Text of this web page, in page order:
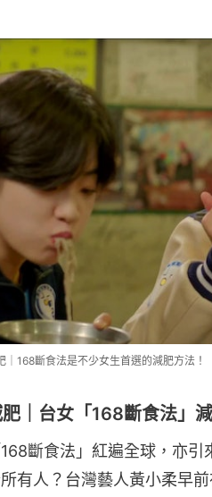
｜168斷食法是不少女生首選的減肥方法！
｜台女「168斷食法」
168斷食法」紅遍全球，亦
有人？台灣藝人黃小柔早